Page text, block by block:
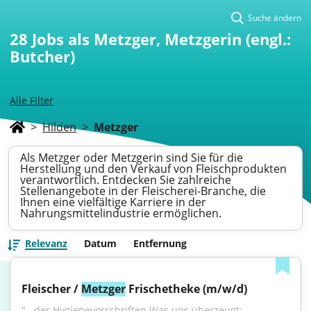
Alle Filter
Suche ändern
28 Jobs als Metzger, Metzgerin (engl.:
Butcher)
> Hilden > Metzger
Als Metzger oder Metzgerin sind Sie für die
Herstellung und den Verkauf von Fleischprodukten
verantwortlich. Entdecken Sie zahlreiche
Stellenangebote in der Fleischerei-Branche, die
Ihnen eine vielfältige Karriere in der
Nahrungsmittelindustrie ermöglichen.
Relevanz Datum Entfernung
Fleischer / Metzger Frischetheke (m/w/d)